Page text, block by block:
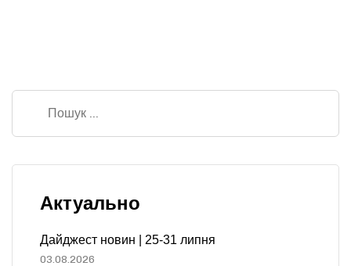
Актуально
Дайджест новин | 25-31 липня
03.08.2026